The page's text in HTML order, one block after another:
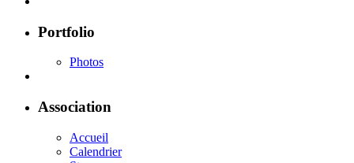
Portfolio
Photos
Association
Accueil
Calendrier